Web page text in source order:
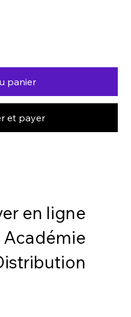
panier
et payer
en ligne
Académie